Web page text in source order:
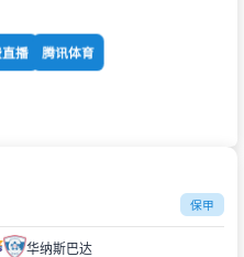
播 腾讯体育
保甲
华纳斯巴达